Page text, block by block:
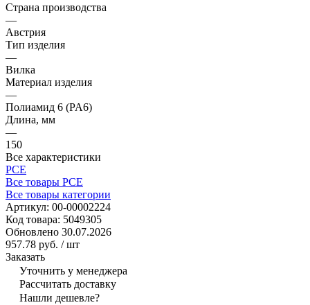
Страна производства
—
Австрия
Тип изделия
—
Вилка
Материал изделия
—
Полиамид 6 (PA6)
Длина, мм
—
150
Все характеристики
PCE
Все товары PCE
Все товары категории
Артикул: 00-00002224
Код товара: 5049305
Обновлено 30.07.2026
957.78 руб. / шт
Заказать
Уточнить у менеджера
Рассчитать доставку
Нашли дешевле?